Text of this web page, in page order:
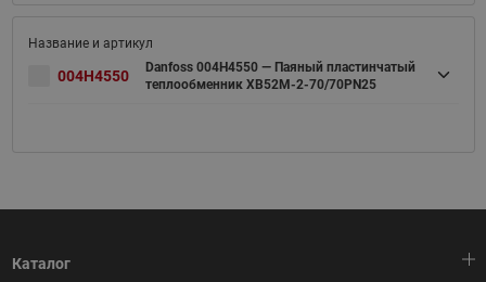
004H4550
Danfoss 004H4550 — Паяный пластинчатый
теплообменник XB52M-2-70/70PN25
Каталог